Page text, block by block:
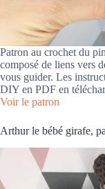
Patron au crochet du
composé de liens vers
vous guider. Les
DIY en PDF en
Voir le patron
Arthur le bébé girafe,